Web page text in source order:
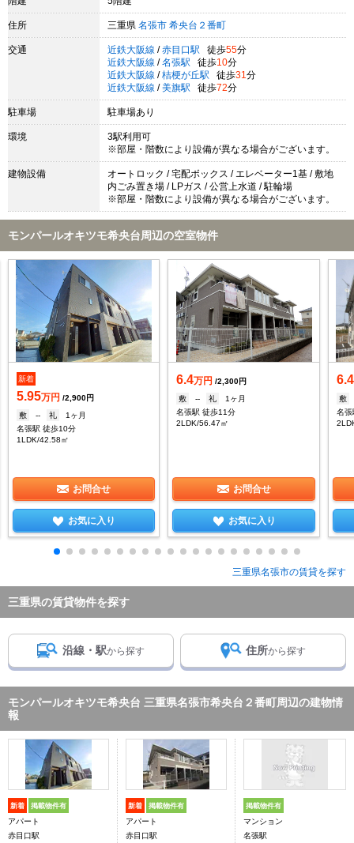
住所 三重県 名張市 希央台２番町
交通 近鉄大阪線 / 赤目口駅 徒歩55分
近鉄大阪線 / 名張駅 徒歩10分
近鉄大阪線 / 桔梗が丘駅 徒歩31 分
近鉄大阪線 / 美旗駅 徒歩72分
駐車場 駐車場あり
環境
3駅利用可
※部屋・階数により設備が異なる場合がございます。
建物設備
オートロック / 宅配ボックス / エレベーター1基 / 敷地
内ごみ置き場 / LPガス / 公営上水道 / 駐輪場
※部屋・階数により設備が異なる場合がございます。
モンパールオキツモ希央台周辺の空室物件
新着
5.95万円 /2,900円
敷
-- 礼
1ヶ月
名張駅 徒歩10分
1LDK/42.58㎡
お問合せ
お気に入り
6.4万円 /2,300円
敷
-- 礼
1ヶ月
名張駅 徒歩11分
2LDK/56.47㎡
お問合せ
お気に入り
6.4
敷
名
三重県名張市の賃貸を探す
三重県の賃貸物件を探す
沿線・駅から探す 住所から探す
モンパールオキツモ希央台 三重県名張市希央台２番町周辺の建物情
報
新着 掲載物件有
アパート
赤目口駅
新着 掲載物件有
アパート
赤目口駅
掲載物件有
マンション
名張駅